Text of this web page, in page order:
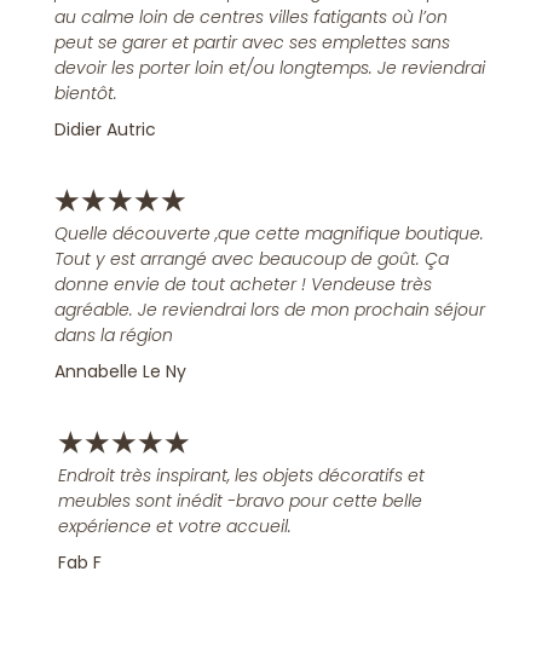
au calme loin de centres villes fatigants où l’on
peut se garer et partir avec ses emplettes sans
devoir les porter loin et/ou longtemps. Je reviendrai
bientôt.
Didier Autric
★★★★★
Quelle découverte ,que cette magnifique boutique.
Tout y est arrangé avec beaucoup de goût. Ça
donne envie de tout acheter ! Vendeuse très
agréable. Je reviendrai lors de mon prochain séjour
dans la région
Annabelle Le Ny
★★★★★
Endroit très inspirant, les objets décoratifs et
meubles sont inédit -bravo pour cette belle
expérience et votre accueil.
Fab F